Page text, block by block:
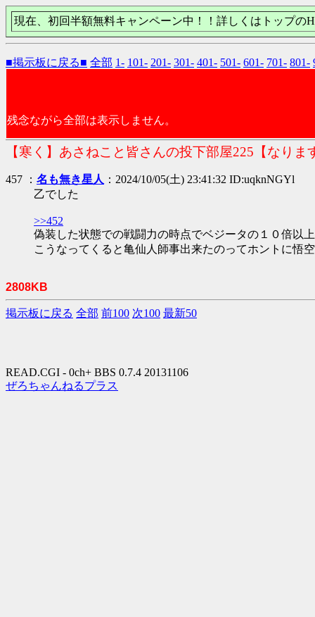
現在、初回半額無料キャンペーン中！！詳しくはトップの
■掲示板に戻る■ 全部 1- 101- 201- 301- 401- 501- 601- 701- 801-
残念ながら全部は表示しません。
【寒く】あさねこと皆さんの投下部屋225【なりま
457 ： 名も無き星人 ：2024/10/05(土) 23:41:32 ID:uqknNGYl
乙でした
>>452
偽装した状態での戦闘力の時点でベジータの１０倍
こうなってくると亀仙人師事出来たのってホントに悟
2808KB
掲示板に戻る 全部 前100 次100 最新50
READ.CGI - 0ch+ BBS 0.7.4 20131106
ぜろちゃんねるプラス